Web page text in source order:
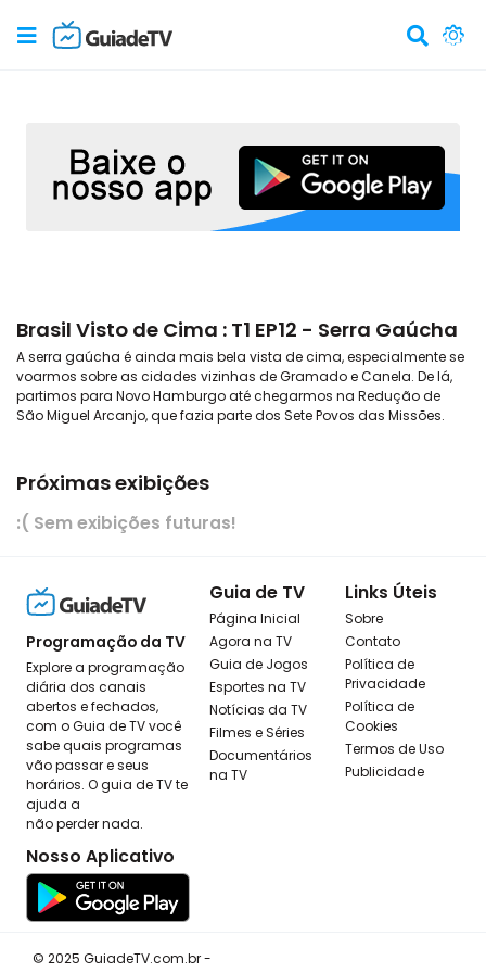
Brasil Visto de Cima : T1 EP12 - Serra Gaúcha
A serra gaúcha é ainda mais bela vista de cima, especialmente se
voarmos sobre as cidades vizinhas de Gramado e Canela. De lá,
partimos para Novo Hamburgo até chegarmos na Redução de
São Miguel Arcanjo, que fazia parte dos Sete Povos das Missões.
Próximas exibições
:( Sem exibições futuras!
Programação da TV
Explore a programação
diária dos canais
abertos e fechados,
com o Guia de TV você
sabe quais programas
vão passar e seus
horários. O guia de TV te
ajuda a
não perder nada.
Nosso Aplicativo
Guia de TV
Página Inicial
Agora na TV
Guia de Jogos
Esportes na TV
Notícias da TV
Filmes e Séries
Documentários
na TV
Links Úteis
Sobre
Contato
Política de
Privacidade
Política de
Cookies
Termos de Uso
Publicidade
© 2025 GuiadeTV.com.br -